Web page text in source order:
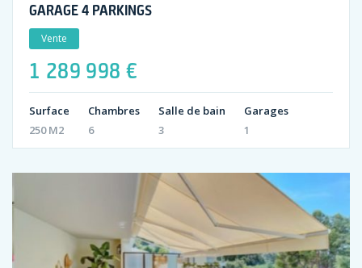
GARAGE 4 PARKINGS
Vente
1 289 998 €
Surface
250 M2
Chambres
6
Salle de bain
3
Garages
1